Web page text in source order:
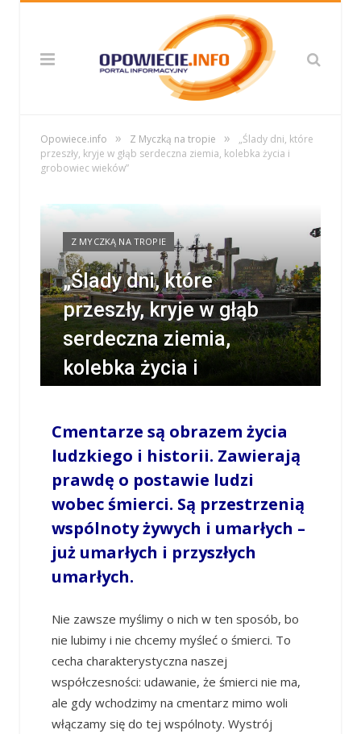
Opowiece.info » Z Myczką na tropie »
„Ślady dni, które
przeszły, kryje w głąb serdeczna ziemia, kolebka życia i
grobowiec wieków”
Z MYCZKĄ NA TROPIE
„Ślady dni, które
przeszły, kryje w głąb
serdeczna ziemia,
kolebka życia i
/ LESZEK MYCZKA / 31 PAŹDZIERNIKA 2024 / 16:23
0 COMMENTS
Cmentarze są obrazem życia
ludzkiego i historii. Zawierają
prawdę o postawie ludzi
wobec śmierci. Są przestrzenią
wspólnoty żywych i umarłych –
już umarłych i przyszłych
umarłych.
Nie zawsze myślimy o nich w ten sposób, bo
nie lubimy i nie chcemy myśleć o śmierci. To
cecha charakterystyczna naszej
współczesności: udawanie, że śmierci nie ma,
ale gdy wchodzimy na cmentarz mimo woli
włączamy się do tej wspólnoty. Wystrój